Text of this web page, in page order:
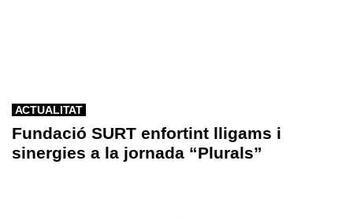
ACTUALITAT
Fundació SURT enfortint lligams i
sinergies a la jornada “Plurals”